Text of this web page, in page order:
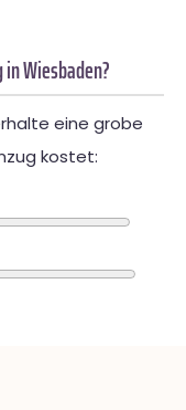
Wiesbaden?
eine grobe
kostet: